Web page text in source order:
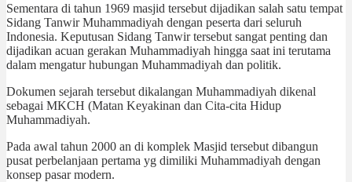
Sementara di tahun 1969 masjid tersebut dijadikan salah satu tempat
Sidang Tanwir Muhammadiyah dengan peserta dari seluruh
Indonesia. Keputusan Sidang Tanwir tersebut sangat penting dan
dijadikan acuan gerakan Muhammadiyah hingga saat ini terutama
dalam mengatur hubungan Muhammadiyah dan politik.
Dokumen sejarah tersebut dikalangan Muhammadiyah dikenal
sebagai MKCH (Matan Keyakinan dan Cita-cita Hidup
Muhammadiyah.
Pada awal tahun 2000 an di komplek Masjid tersebut dibangun
pusat perbelanjaan pertama yg dimiliki Muhammadiyah dengan
konsep pasar modern.